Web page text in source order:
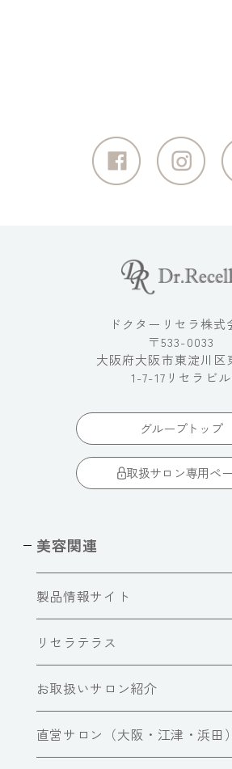
ドクターリセラ株式
〒533-0033
大阪府大阪市東淀川区
1-7-17リセラビル
グループトップ
取扱サロン専用ペ
美容関連
製品情報サイト
リセラテラス
お取扱いサロン紹介
直営サロン（大阪・江津・浜田）